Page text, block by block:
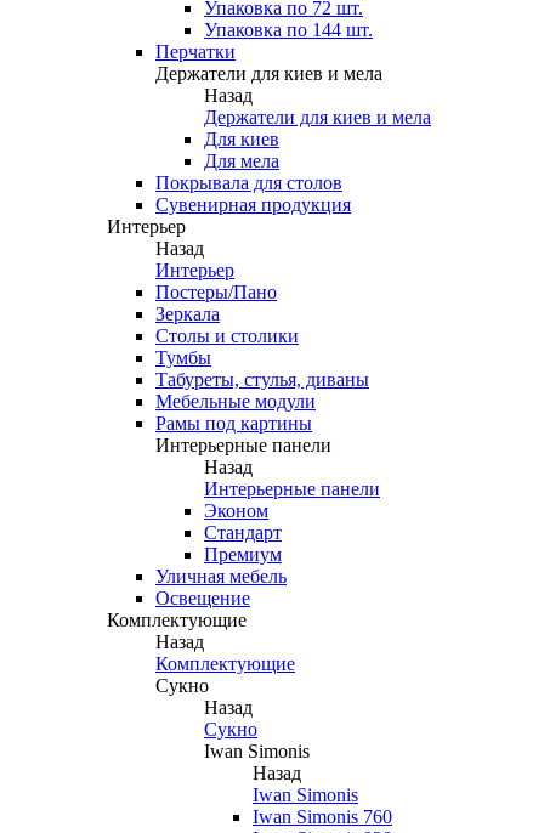
Упаковка по 72 шт.
Упаковка по 144 шт.
Перчатки
Держатели для киев и мела
Назад
Держатели для киев и мела
Для киев
Для мела
Покрывала для столов
Сувенирная продукция
Интерьер
Назад
Интерьер
Постеры/Пано
Зеркала
Столы и столики
Тумбы
Табуреты, стулья, диваны
Мебельные модули
Рамы под картины
Интерьерные панели
Назад
Интерьерные панели
Эконом
Стандарт
Премиум
Уличная мебель
Освещение
Комплектующие
Назад
Комплектующие
Сукно
Назад
Сукно
Iwan Simonis
Назад
Iwan Simonis
Iwan Simonis 760